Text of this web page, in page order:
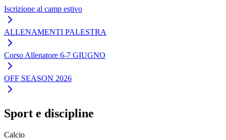
Iscrizione al camp estivo
ALLENAMENTI PALESTRA
Corso Allenatore 6-7 GIUGNO
OFF SEASON 2026
Sport e discipline
Calcio